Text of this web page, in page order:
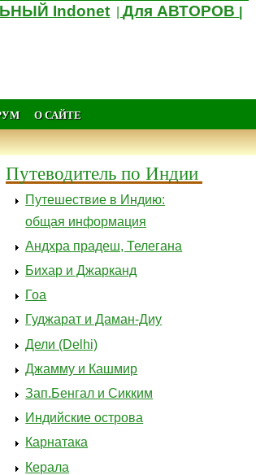
Indonet |Для АВТОРОВ
О САЙТЕ
Путеводитель по Индии
Путешествие в Индию:
общая информация
Андхра прадеш, Телегана
Бихар и Джарканд
Гоа
Гуджарат и Даман-Диу
Дели (Delhi)
Джамму и Кашмир
Зап.Бенгал и Сикким
Индийские острова
Карнатака
Керала